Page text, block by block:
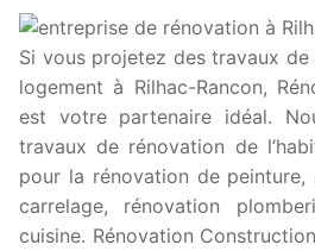
Si vous projetez des travaux
logement à Rilhac-Rancon,
est votre partenaire idéal.
travaux de rénovation de
pour la rénovation de
carrelage, rénovation
cuisine. Rénovation